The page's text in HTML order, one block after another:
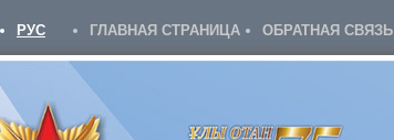
РУС ГЛАВНАЯ СТРАНИЦА ОБРАТНАЯ СВЯЗЬ